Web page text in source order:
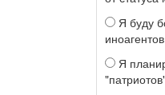
Я буду
иноагентов
Я